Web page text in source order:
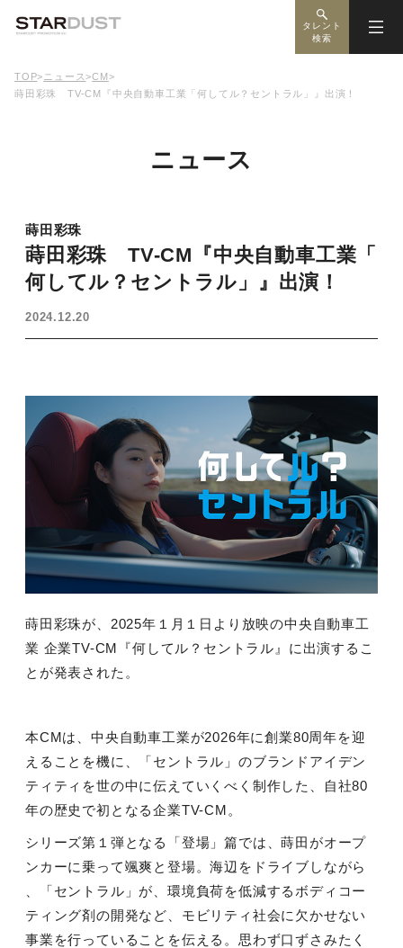
タレント
検索
TOP> ニュース>CM>
蒔田彩珠 TV-CM『中央自動車工業「何してル？セントラル」』出演！
ニュース
蒔田彩珠
蒔田彩珠 TV-CM『中央自動車工業「
何してル？セントラル」』出演！
2024.12.20
蒔田彩珠が、 2025年１月１日より放映の中央自動車工
業 企業TV-CM
『何してル？セントラル』に出演するこ
とが発表された。
本CMは、中央自動車工業が2026年に創業80周年を迎
えることを機に、「セントラル」のブランドアイデン
ティティを世の中に伝えていくべく制作した、自社80
年の歴史で初となる企業TV-CM 。
シリーズ第１弾となる「登場」篇では、蒔田がオープ
ンカーに乗って颯爽と登場。海辺をドライブしながら
、「セントラル」が、環境負荷を低減するボディコー
ティング剤の開発など、モビリティ社会に欠かせない
事業を行っていることを伝える。思わず口ずさみたく